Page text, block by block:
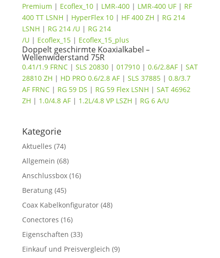
Premium | Ecoflex_10 | LMR-400 | LMR-400 UF | RF
400 TT LSNH | HyperFlex 10 | HF 400 ZH | RG 214
LSNH | RG 214 /U | RG 214
/U | Ecoflex_15 | Ecoflex_15_plus
Doppelt geschirmte Koaxialkabel –
Wellenwiderstand 75R
0.41/1.9 FRNC | SLS 20830 | 017910 | 0.6/2.8AF | SAT
28810 ZH | HD PRO 0.6/2.8 AF | SLS 37885 | 0.8/3.7
AF FRNC | RG 59 DS | RG 59 Flex LSNH | SAT 46962
ZH | 1.0/4.8 AF | 1.2L/4.8 VP LSZH | RG 6 A/U
Kategorie
Aktuelles (74)
Allgemein (68)
Anschlussbox(16)
Beratung(45)
Coax Kabelkonfigurator(48)
Conectores (16)
Eigenschaften (33)
Einkauf und Preisvergleich (9)